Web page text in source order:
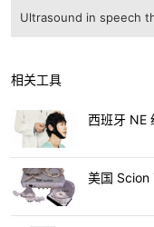
Ultrasound in speech
相关工具
西班牙 NE
美国 Scion